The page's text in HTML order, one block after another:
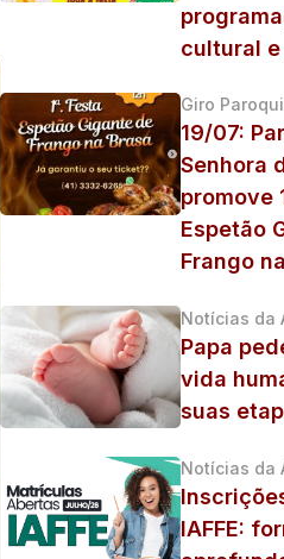
cultural
Giro
19/07:
Senhora
promove
Espetão
Frango
Notícias da
Papa
vida
suas
Notícias da
IAFFE: